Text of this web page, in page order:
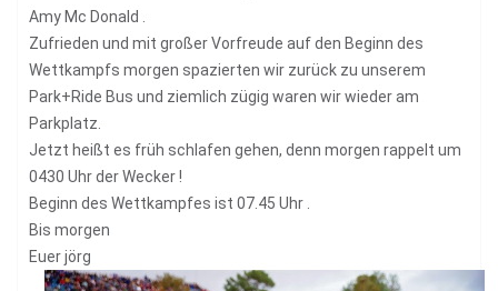
Amy Mc Donald .
Zufrieden und mit großer Vorfreude auf den Beginn des
Wettkampfs morgen spazierten wir zurück zu unserem
Park+Ride Bus und ziemlich zügig waren wir wieder am
Parkplatz.
Jetzt heißt es früh schlafen gehen, denn morgen rappelt um
0430 Uhr der Wecker !
Beginn des Wettkampfes ist 07.45 Uhr .
Bis morgen
Euer jörg